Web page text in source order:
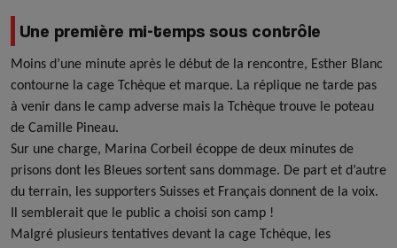
Une première mi-temps sous contrôle
Moins d’une minute après le début de la rencontre, Esther Blanc
contourne la cage Tchèque et marque. La réplique ne tarde pas
à venir dans le camp adverse mais la Tchèque trouve le poteau
de Camille Pineau.
Sur une charge, Marina Corbeil écoppe de deux minutes de
prisons dont les Bleues sortent sans dommage. De part et d’autre
du terrain, les supporters Suisses et Français donnent de la voix.
Il semblerait que le public a choisi son camp !
Malgré plusieurs tentatives devant la cage Tchèque, les